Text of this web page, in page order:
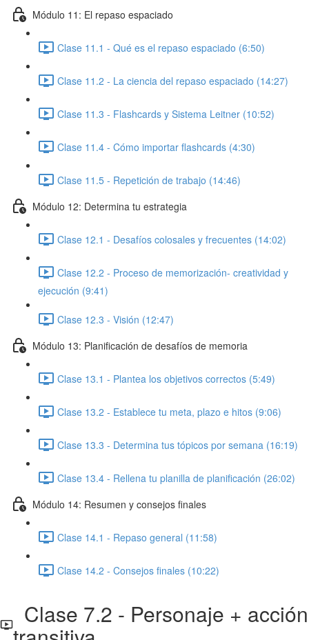
Módulo 11: El repaso espaciado
Clase 11.1 - Qué es el repaso espaciado (6:50)
Clase 11.2 - La ciencia del repaso espaciado (14:27)
Clase 11.3 - Flashcards y Sistema Leitner (10:52)
Clase 11.4 - Cómo importar flashcards (4:30)
Clase 11.5 - Repetición de trabajo (14:46)
Módulo 12: Determina tu estrategia
Clase 12.1 - Desafíos colosales y frecuentes (14:02)
Clase 12.2 - Proceso de memorización- creatividad y
ejecución (9:41)
Clase 12.3 - Visión (12:47)
Módulo 13: Planificación de desafíos de memoria
Clase 13.1 - Plantea los objetivos correctos (5:49)
Clase 13.2 - Establece tu meta, plazo e hitos (9:06)
Clase 13.3 - Determina tus tópicos por semana (16:19)
Clase 13.4 - Rellena tu planilla de planificación (26:02)
Módulo 14: Resumen y consejos finales
Clase 14.1 - Repaso general (11:58)
Clase 14.2 - Consejos finales (10:22)
Clase 7.2 - Personaje + acción